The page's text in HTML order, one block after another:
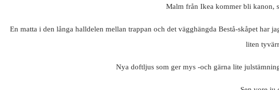
Malm från Ikea kommer bli kanon,
En matta i den långa halldelen mellan trappan och det vägghängda Bestå-skåpet har
liten
Nya doftljus som ger mys -och gärna lite